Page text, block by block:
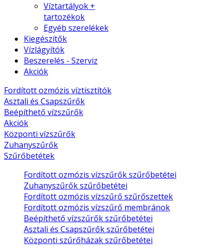
Víztartályok +
tartozékok
Egyéb szerelékek
Kiegészítők
Vízlágyítók
Beszerelés - Szerviz
Akciók
Fordított ozmózis víztisztítók
Asztali és Csapszűrők
Beépíthető vízszűrők
Akciók
Központi vízszűrők
Zuhanyszűrők
Szűrőbetétek
Fordított ozmózis vízszűrők szűrőbetétei
Zuhanyszűrők szűrőbetétei
Fordított ozmózis vízszűrő szűrőszettek
Fordított ozmózis vízszűrő membránok
Beépíthető vízszűrők szűrőbetétei
Asztali és Csapszűrők szűrőbetétei
Központi szűrőházak szűrőbetétei